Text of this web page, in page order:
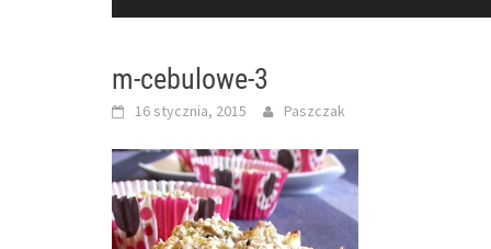
m-cebulowe-3
16 stycznia, 2015 Paszczak